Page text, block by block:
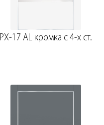
PX-17 AL кромка с 4-х ст.